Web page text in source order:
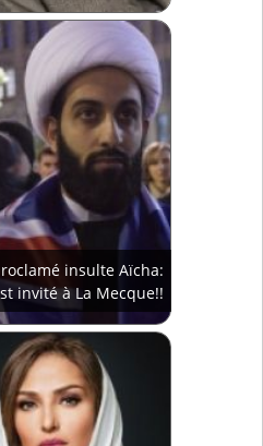
insulte Aïcha:
invité à La Mecque!!